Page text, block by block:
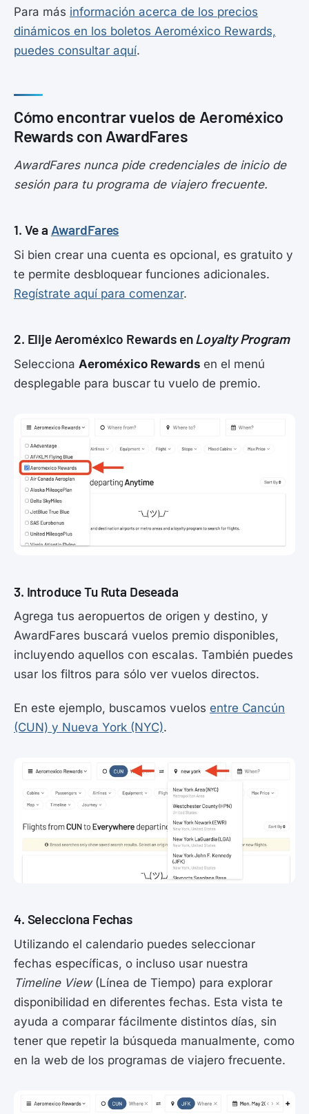
Para más información acerca de los precios
dinámicos en los boletos Aeroméxico Rewards,
puedes consultar aquí.
Cómo encontrar vuelos de Aeroméxico
Rewards con AwardFares
AwardFares nunca pide credenciales de inicio de
sesión para tu programa de viajero frecuente.
1. Ve a AwardFares
Si bien crear una cuenta es opcional, es gratuito y
te permite desbloquear funciones adicionales.
Regístrate aquí para comenzar.
2. Elije Aeroméxico Rewards enLoyalty Program
Selecciona Aeroméxico Rewards en el menú
desplegable para buscar tu vuelo de premio.
3. Introduce Tu Ruta Deseada
Agrega tus aeropuertos de origen y destino, y
AwardFares buscará vuelos premio disponibles,
incluyendo aquellos con escalas. También puedes
usar los filtros para sólo ver vuelos directos.
En este ejemplo, buscamos vuelos entre Cancún
(CUN) y Nueva York (NYC).
4. Selecciona Fechas
Utilizando el calendario puedes seleccionar
fechas específicas, o incluso usar nuestra
Timeline View(Línea de Tiempo) para explorar
disponibilidad en diferentes fechas. Esta vista te
ayuda a comparar fácilmente distintos días, sin
tener que repetir la búsqueda manualmente, como
en la web de los programas de viajero frecuente.